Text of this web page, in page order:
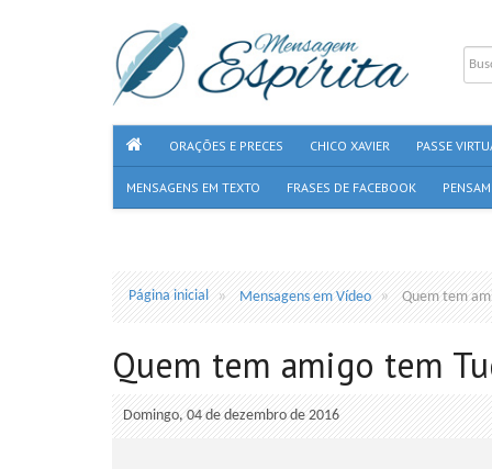
ORAÇÕES E PRECES CHICO XAVIER PASSE
MENSAGENS EM TEXTO FRASES DE FACEBOOK
Página inicial Mensagens em Vídeo Quem tem
Quem tem amigo tem
Domingo, 04 de dezembro de 2016